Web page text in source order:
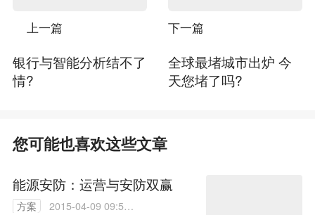
上一篇
银行与智能分析结不了
情?
下一篇
全球最堵城市出炉 今
天您堵了吗?
您可能也喜欢这些文章
能源安防：运营与安防双赢
方案
2015-04-09 09:56: